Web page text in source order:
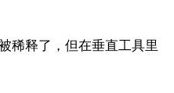
稀释了，但在垂直工具里